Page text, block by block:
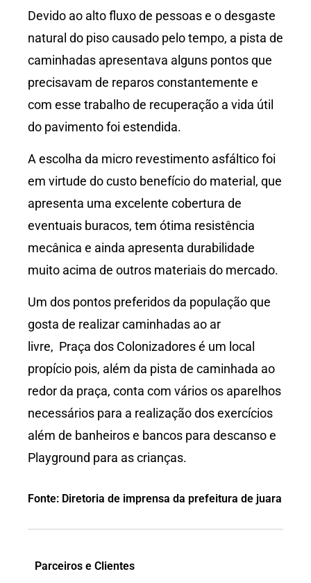
Devido ao alto fluxo de pessoas e o desgaste
natural do piso causado pelo tempo, a pista de
caminhadas apresentava alguns pontos que
precisavam de reparos constantemente e
com esse trabalho de recuperação a vida útil
do pavimento foi estendida.
A escolha da micro revestimento asfáltico foi
em virtude do custo benefício do material, que
apresenta uma excelente cobertura de
eventuais buracos, tem ótima resistência
mecânica e ainda apresenta durabilidade
muito acima de outros materiais do mercado.
Um dos pontos preferidos da população que
gosta de realizar caminhadas ao ar
livre, Praça dos Colonizadores é um local
propício pois, além da pista de caminhada ao
redor da praça, conta com vários os aparelhos
necessários para a realização dos exercícios
além de banheiros e bancos para descanso e
Playground para as crianças.
Fonte: Diretoria de imprensa da prefeitura de juara
Parceiros e Clientes